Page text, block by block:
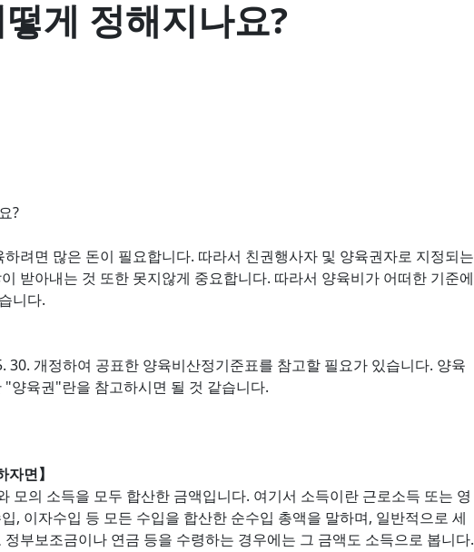
게 정해지나요?
려면 많은 돈이 필요합니다. 따라서 친권행사자 및 양육권자로 지정되는
받아내는 것 또한 못지않게 중요합니다. 따라서 양육비가 어떠한 기준에
니다.
30. 개정하여 공표한 양육비산정기준표를 참고할 필요가 있습니다. 양육
양육권"란을 참고하시면 될 것 같습니다.
면】
모의 소득을 모두 합산한 금액입니다. 여기서 소득이란 근로소득 또는 영
, 이자수입 등 모든 수입을 합산한 순수입 총액을 말하며, 일반적으로 세
부보조금이나 연금 등을 수령하는 경우에는 그 금액도 소득으로 봅니다.